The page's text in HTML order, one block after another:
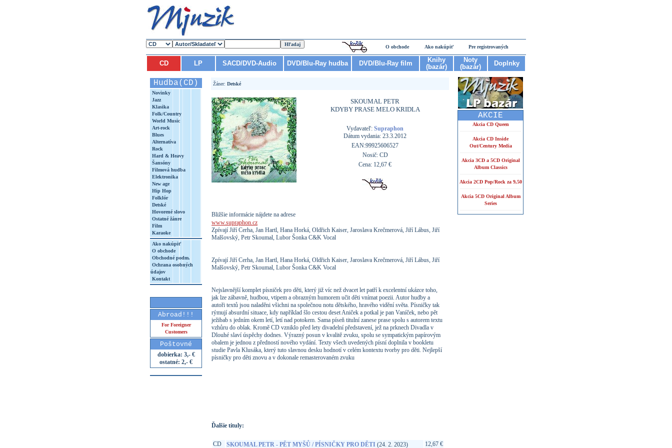
O obchode Ako nakúpiť Pre registrovaných
CD LP SACD/DVD-Audio DVD/Blu-Ray hudba DVD/Blu-Ray film
Knihy
(bazár)
Noty
(bazár)
Doplnky
Hudba(CD)
Novinky
Jazz
Klasika
Folk/Country
World Music
Art-rock
Blues
Alternatíva
Rock
Hard & Heavy
Šansóny
Filmová hudba
Elektronika
New age
Hip Hop
Folklór
Detské
Hovorené slovo
Ostatné žánre
Film
Karaoke
Ako nakúpiť
O obchode
Obchodné podm.
Ochrana osobných
údajov
Kontakt
Abroad!!!
For Foreigner
Customers
Poštovné
dobierka: 3,- €
ostatné: 2,- €
Žáner: Detské
SKOUMAL PETR
KDYBY PRASE MELO KRIDLA
Vydavateľ: Supraphon
Dátum vydania: 23.3.2012
EAN:99925606527
Nosič: CD
Cena: 12,67 €
Bližšie informácie nájdete na adrese
www.supraphon.cz
Zpívají Jiří Cerha, Jan Hartl, Hana Horká, Oldřich Kaiser, Jaroslava Krečmerová, Jiří Lábus, Jiří
Malšovský, Petr Skoumal, Lubor Šonka C&K Vocal
Zpívají Jiří Cerha, Jan Hartl, Hana Horká, Oldřich Kaiser, Jaroslava Krečmerová, Jiří Lábus, Jiří
Malšovský, Petr Skoumal, Lubor Šonka C&K Vocal
Nejslavnější komplet písniček pro děti, který již víc než dvacet let patří k excelentní ukázce toho,
jak lze zábavně, hudbou, vtipem a obrazným humorem učit děti vnímat poezii. Autor hudby a
autoři textů jsou naladěni všichni na společnou notu dětského, hravého vidění světa. Písničky tak
rýmují absurdní situace, kdy například šlo cestou deset Aniček a potkal je pan Vaníček, nebo pět
ježibab s jedním okem letí, letí nad potokem. Sama píseň titulní zanese prase spolu s autorem textu
vzhůru do oblak. Kromě CD vzniklo před lety divadelní představení, jež na prknech Divadla v
Dlouhé slaví úspěchy dodnes. Výrazný posun v kvalitě zvuku, spolu se sympatickým papírovým
obalem je jednou z předností nového vydání. Texty všech uvedených písní doplnila v bookletu
studie Pavla Klusáka, který tuto slavnou desku hodnotí v celém kontextu tvorby pro děti. Nejlepší
písničky pro děti znovu a v dokonale remasterovaném zvuku
Ďalšie tituly:
CD SKOUMAL PETR - PĚT MYŠŮ / PÍSNIČKY PRO DĚTI (24. 2. 2023) 12,67 €
AKCIE
Akcia CD Queen
Akcia CD Inside
Out/Century Media
Akcia 3CD a 5CD Original
Album Classics
Akcia 2CD Pop/Rock za 9,50
Akcia 5CD Original Album
Series